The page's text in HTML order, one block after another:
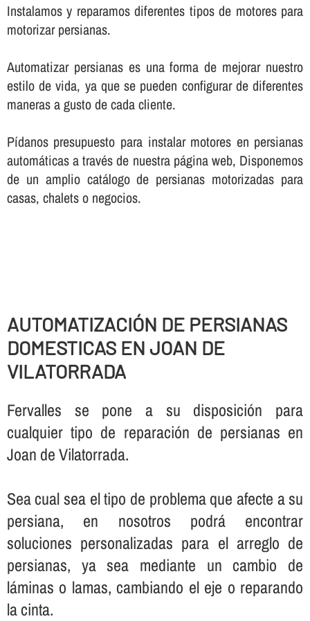
Instalamos y reparamos diferentes tipos de motores para
motorizar persianas.
Automatizar persianas es una forma de mejorar nuestro
estilo de vida, ya que se pueden configurar de diferentes
maneras a gusto de cada cliente.
Pí­danos presupuesto para instalar motores en persianas
automáticas a través de nuestra página web, Disponemos
de un amplio catálogo de persianas motorizadas para
casas, chalets o negocios.
AUTOMATIZACIÓN DE PERSIANAS
DOMESTICAS EN JOAN DE
VILATORRADA
Fervalles se pone a su disposición para
cualquier tipo de reparación de persianas en
Joan de Vilatorrada.
Sea cual sea el tipo de problema que afecte a su
persiana, en nosotros podrá encontrar
soluciones personalizadas para el arreglo de
persianas, ya sea mediante un cambio de
láminas o lamas, cambiando el eje o reparando
la cinta.